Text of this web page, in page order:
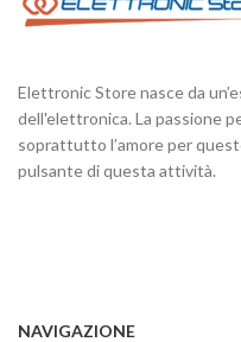
Elettronic Store nasce da
dell'elettronica. La passione
soprattutto l’amore per
pulsante di questa attività.
NAVIGAZIONE